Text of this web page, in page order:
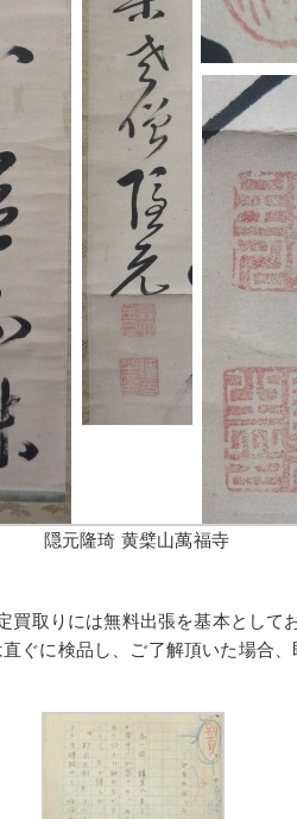
隠元隆琦 黄檗山萬福寺
買取りには無料出張を基本として
ぐに検品し、ご了解頂いた場合、